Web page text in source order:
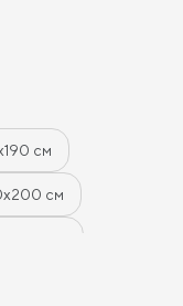
см
см